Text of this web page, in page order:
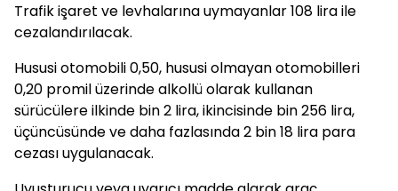
Trafik işaret ve levhalarına uymayanlar 108 lira ile
cezalandırılacak.
Hususi otomobili 0,50, hususi olmayan otomobilleri
0,20 promil üzerinde alkollü olarak kullanan
sürücülere ilkinde bin 2 lira, ikincisinde bin 256 lira,
üçüncüsünde ve daha fazlasında 2 bin 18 lira para
cezası uygulanacak.